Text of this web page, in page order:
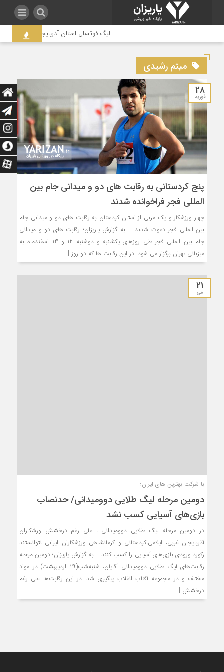
لیگ فوتسال استان آذربایجان غربی به
میثم رشیدی
28
فوریه
پنج کردستانی به رقابت های دو و میدانی جام بین
المللی فجر فراخوانده شدند
چهار ورزشکار و یک مربی از استان کردستان به رقابت های دو و میدانی جام
بین المللی فجر دعوت شدند. به گزارش یاریزان؛ رقابت های دو و میدانی
جام بین المللی فجر طی روزهای یکشنبه و دوشنبه 12 و 13 اسفندماه به
میزبانی تهران برگزار می شود. در این رقابت ها که دو روز […]
21
می
با شرکت بهترین های ایران؛
دومین مرحله لیگ طلایی دوومیدانی/ حدنصاب
بازی‌های آسیایی کسب نشد
در دومین مرحله لیگ طلایی دوومیدانی ، علی رغم درخشش ورشکاران
آذربایجان غربی، ایلامی،کردستانی و کرمانشاهی ورزشکاران ایرانی نتوانستند
رکورد ورودی بازی‌های آسیایی را کسب کنند. به گزارش یاریزان؛ دومین مرحله
رقابت‌های لیگ طلایی دوومیدانی آقایان، شنبه‌شب(۲۹ اردیبهشت) در مواد
مختلف و در مجموعه آفتاب انقلاب پیگیری شد. در این رقابت‌ها علی رغم
درخشش […]